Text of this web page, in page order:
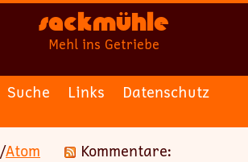
Sackmühle
Mehl ins Getriebe
Suche Links
Datenschutz
/Atom
Kommentare: